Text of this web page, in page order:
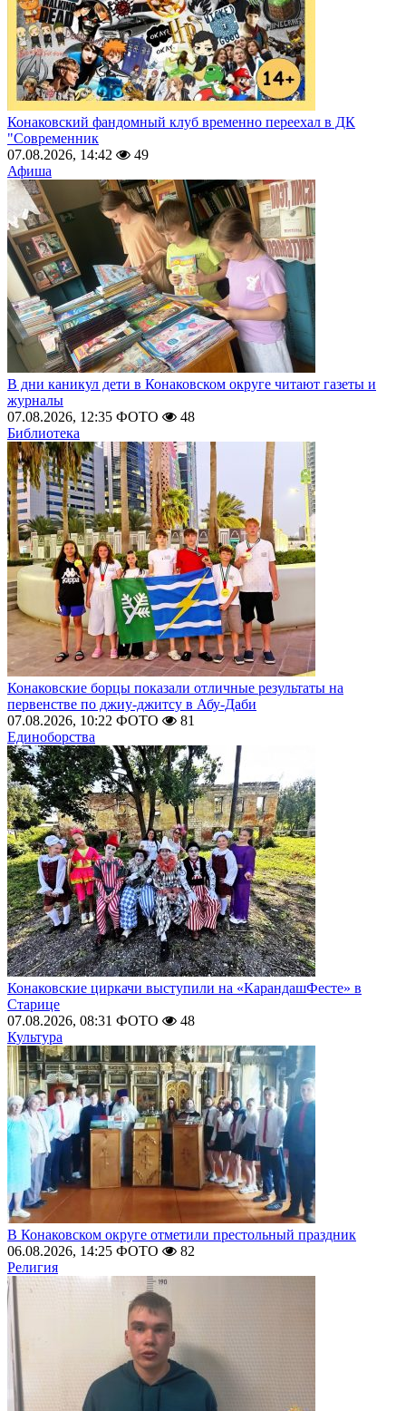
Конаковский фандомный клуб временно переехал в ДК
"Современник
07.08.2026, 14:42
49
Афиша
В дни каникул дети в Конаковском округе читают газеты и
журналы
07.08.2026, 12:35 ФОТО
48
Библиотека
Конаковские борцы показали отличные результаты на
первенстве по джиу-джитсу в Абу-Даби
07.08.2026, 10:22 ФОТО
81
Единоборства
Конаковские циркачи выступили на «КарандашФесте» в
Старице
07.08.2026, 08:31 ФОТО
48
Культура
В Конаковском округе отметили престольный праздник
06.08.2026, 14:25 ФОТО
82
Религия